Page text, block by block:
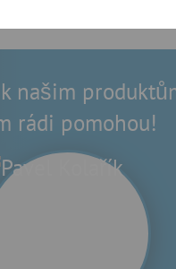
našim
rádi pomohou!